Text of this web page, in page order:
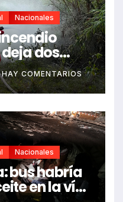
Nacionales
dos
HAY COMENTARIOS
Nacionales
bus habría
en la vía